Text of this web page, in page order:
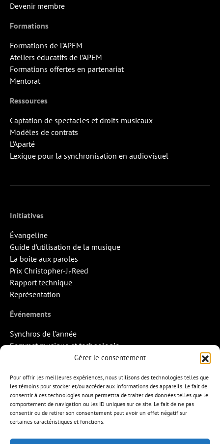
Gérer le consentement
Pour offrir les meilleures expériences, nous utilisons des technologies telles que
les témoins pour stocker et/ou accéder aux informations des appareils. Le fait de
consentir à ces technologies nous permettra de traiter des données telles que le
comportement de navigation ou les ID uniques sur ce site. Le fait de ne pas
consentir ou de retirer son consentement peut avoir un effet négatif sur
certaines caractéristiques et fonctions.
Devenir membre
Formations
Formations de l’APEM
Ateliers éducatifs de l’APEM
Formations offertes en partenariat
Mentorat
Ressources
Captation de spectacles et droits musicaux
Modèles de contrats
L’Aparté
Lexique pour la synchronisation en audiovisuel
Initiatives
Évangeline
Guide d’utilisation de la musique
La boîte aux paroles
Prix Christopher-J.-Reed
Rapport technique
Représentation
Événements
Synchros de l’année
Sommet musique et technologie
Quand la musique rencontre l’image
Missions d’export
Contact